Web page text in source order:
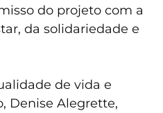
do projeto com a
da solidariedade e
de vida e
Denise Alegrette,